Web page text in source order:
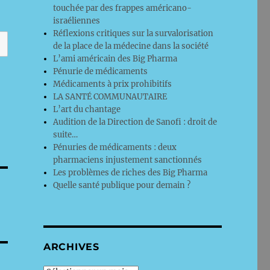
touchée par des frappes américano-
israéliennes
Réflexions critiques sur la survalorisation
de la place de la médecine dans la société
L’ami américain des Big Pharma
Pénurie de médicaments
Médicaments à prix prohibitifs
LA SANTÉ COMMUNAUTAIRE
L’art du chantage
Audition de la Direction de Sanofi : droit de
suite…
Pénuries de médicaments : deux
pharmaciens injustement sanctionnés
Les problèmes de riches des Big Pharma
Quelle santé publique pour demain ?
ARCHIVES